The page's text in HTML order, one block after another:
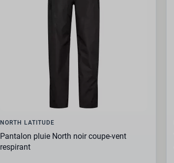
NORTH LATITUDE
Pantalon pluie North noir coupe-vent
respirant